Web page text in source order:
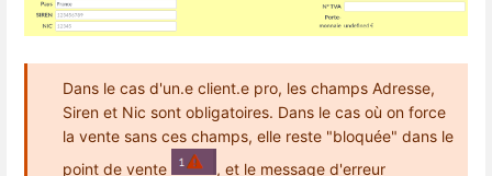
Dans le cas d'un.e client.e pro, les champs Adresse,
Siren et Nic sont obligatoires. Dans le cas où on force
la vente sans ces champs, elle reste "bloquée" dans le
point de vente
, et le message d'erreur